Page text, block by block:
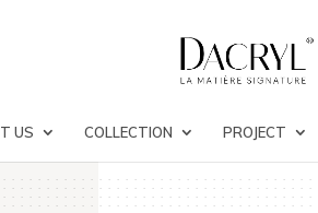
US COLLECTION PROJECT